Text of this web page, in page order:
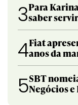
3Para
saber servir
4Fiat
anos da
5SBT
Negócios